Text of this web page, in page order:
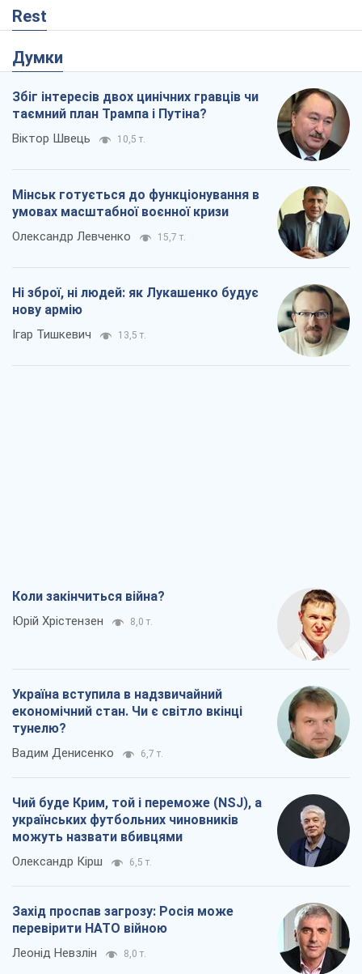
Rest
Думки
Збіг інтересів двох цинічних гравців чи
таємний план Трампа і Путіна?
Віктор Швець 10,5 т.
Мінськ готується до функціонування в
умовах масштабної воєнної кризи
Олександр Левченко 15,7 т.
Ні зброї, ні людей: як Лукашенко будує
нову армію
Ігар Тишкевич 13,5 т.
Коли закінчиться війна?
Юрій Хрістензен 8,0 т.
Україна вступила в надзвичайний
економічний стан. Чи є світло вкінці
тунелю?
Вадим Денисенко 6,7 т.
Чий буде Крим, той і переможе (NSJ), а
українських футбольних чиновників
можуть назвати вбивцями
Олександр Кірш 6,5 т.
Захід проспав загрозу: Росія може
перевірити НАТО війною
Леонід Невзлін 8,0 т.